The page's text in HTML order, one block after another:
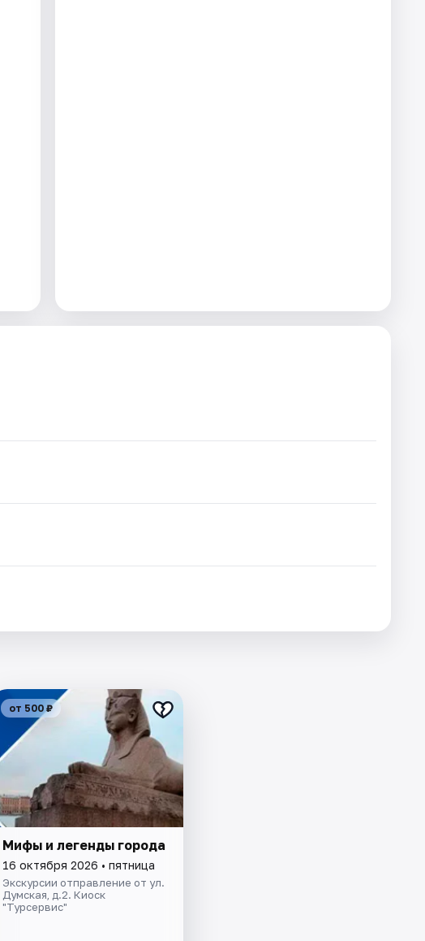
от 500 ₽
Мифы и легенды города
16 октября 2026 • пятница
Экскурсии отправление от ул.
Думская, д.2. Киоск
"Турсервис"